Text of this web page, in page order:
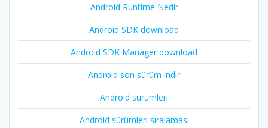
Android Runtime Nedir
Android SDK download
Android SDK Manager download
Android son sürüm indir
Android sürümleri
Android sürümleri sıralaması